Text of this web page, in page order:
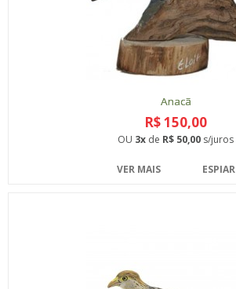
Anacã
R$ 150,00
OU 3x de R$ 50,00 s/juros
VER MAIS ESPIAR